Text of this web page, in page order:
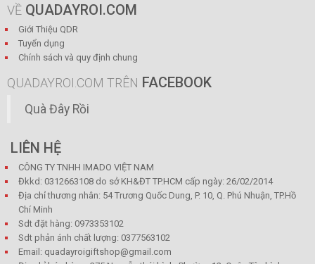
VỀ QUADAYROI.COM
Giới Thiệu QDR
Tuyển dụng
Chính sách và quy định chung
QUADAYROI.COM TRÊN FACEBOOK
Quà Đây Rồi
LIÊN HỆ
CÔNG TY TNHH IMADO VIỆT NAM
Đkkd: 0312663108 do sở KH&ĐT TP.HCM cấp ngày: 26/02/2014
Địa chỉ thương nhân: 54 Trương Quốc Dung, P. 10, Q. Phú Nhuận, TP.Hồ
Chí Minh
Sdt đặt hàng: 0973353102
Sdt phản ánh chất lượng: 0377563102
Email: quadayroigiftshop@gmail.com